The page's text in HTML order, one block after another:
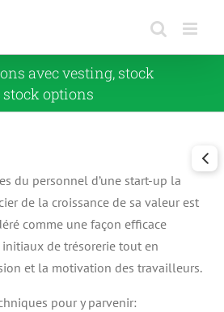
avec vesting, stock
options
du personnel d’une start-up la
de la croissance de sa valeur est
comme une façon efficace
de trésorerie tout en
et la motivation des travailleurs.
pour y parvenir: